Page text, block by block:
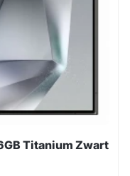
Titanium Zwart